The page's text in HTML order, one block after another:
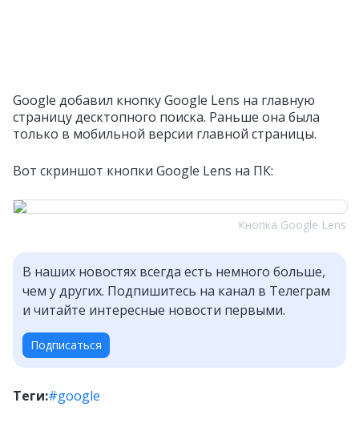
Google добавил кнопку Google Lens на главную
страницу десктопного поиска. Раньше она была
только в мобильной версии главной страницы.
Вот скриншот кнопки Google Lens на ПК:
Кнопка Google Lens
В наших новостях всегда есть немного больше,
чем у других. Подпишитесь на канал в Телеграм
и читайте интересные новости первыми.
Подписаться
Теги:#google